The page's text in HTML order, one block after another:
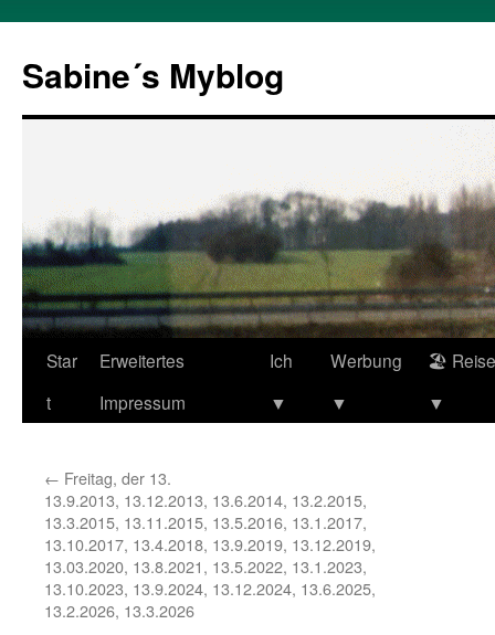
springen
Sabine´s Myblog
Star
t
Erweitertes
Impressum
Ich
▼
Werbung
▼
🏖
▼
← Freitag, der 13.
13.9.2013, 13.12.2013, 13.6.2014, 13.2.2015,
13.3.2015, 13.11.2015, 13.5.2016, 13.1.2017,
13.10.2017, 13.4.2018, 13.9.2019, 13.12.2019,
13.03.2020, 13.8.2021, 13.5.2022, 13.1.2023,
13.10.2023, 13.9.2024, 13.12.2024, 13.6.2025,
13.2.2026, 13.3.2026